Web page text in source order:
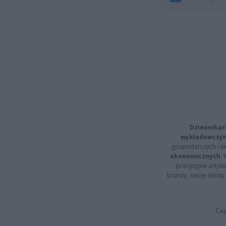
gospodarczych i
ekonomicznych.
precyzyjne
branży, swoje